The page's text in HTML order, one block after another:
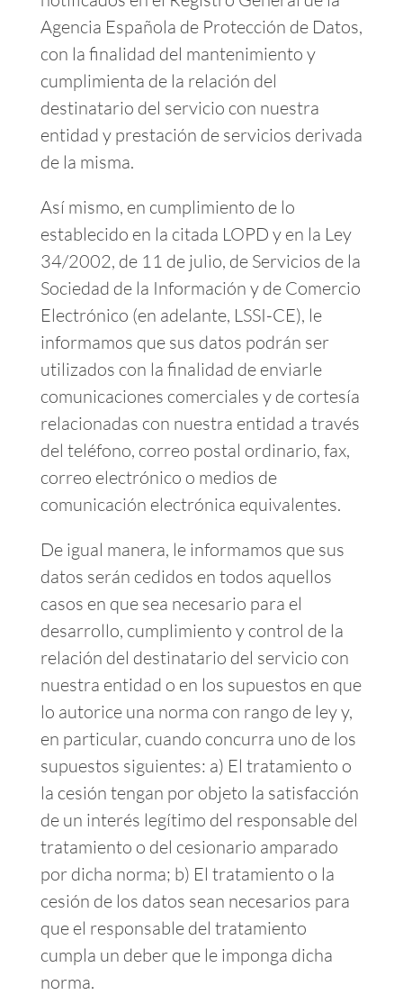
Agencia Española de Protección de Datos,
con la finalidad del mantenimiento y
cumplimienta de la relación del
destinatario del servicio con nuestra
entidad y prestación de servicios derivada
de la misma.
Así mismo, en cumplimiento de lo
establecido en la citada LOPD y en la Ley
34/2002, de 11 de julio, de Servicios de la
Sociedad de la Información y de Comercio
Electrónico (en adelante, LSSI-CE), le
informamos que sus datos podrán ser
utilizados con la finalidad de enviarle
comunicaciones comerciales y de cortesía
relacionadas con nuestra entidad a través
del teléfono, correo postal ordinario, fax,
correo electrónico o medios de
comunicación electrónica equivalentes.
De igual manera, le informamos que sus
datos serán cedidos en todos aquellos
casos en que sea necesario para el
desarrollo, cumplimiento y control de la
relación del destinatario del servicio con
nuestra entidad o en los supuestos en que
lo autorice una norma con rango de ley y,
en particular, cuando concurra uno de los
supuestos siguientes: a) El tratamiento o
la cesión tengan por objeto la satisfacción
de un interés legítimo del responsable del
tratamiento o del cesionario amparado
por dicha norma; b) El tratamiento o la
cesión de los datos sean necesarios para
que el responsable del tratamiento
cumpla un deber que le imponga dicha
norma.